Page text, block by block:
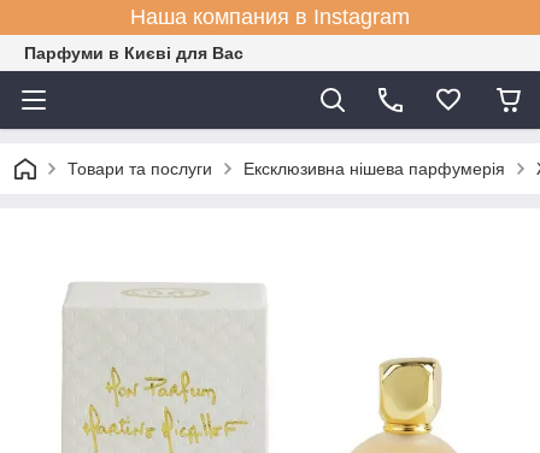
Наша компания в Instagram
Парфуми в Києві для Вас
Товари та послуги Ексклюзивна нішева парфумерія